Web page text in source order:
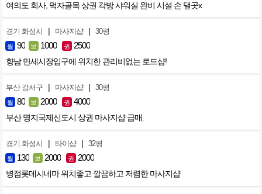
여의도 회사, 먹자골목 상권 각방 샤워실 완비 시설 손 댈곳x
경기 화성시 | 마사지샵 | 30평
월 90 보 1000 권 2500
향남 만세시장입구에 위치한 관리비없는 로드샵!
부산 강서구 | 마사지샵 | 30평
월 80 보 2000 권 4000
부산 명지국제신도시 상권 마사지샵 급매.
경기 화성시 | 타이샵 | 32평
월 130 보 2000 권 2000
병점롯데시네마 위치좋고 깔끔하고 저렴한 마사지샵